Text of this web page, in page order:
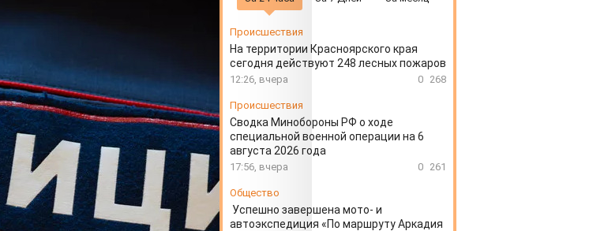
магазине
Происшествия
На территории Красноярского края
сегодня действуют 248 лесных пожаров
12:26, вчера 0 268
Происшествия
Сводка Минобороны РФ о ходе
специальной военной операции на 6
августа 2026 года
17:56, вчера 0 261
Общество
Успешно завершена мото- и
автоэкспедиция «По маршруту Аркадия